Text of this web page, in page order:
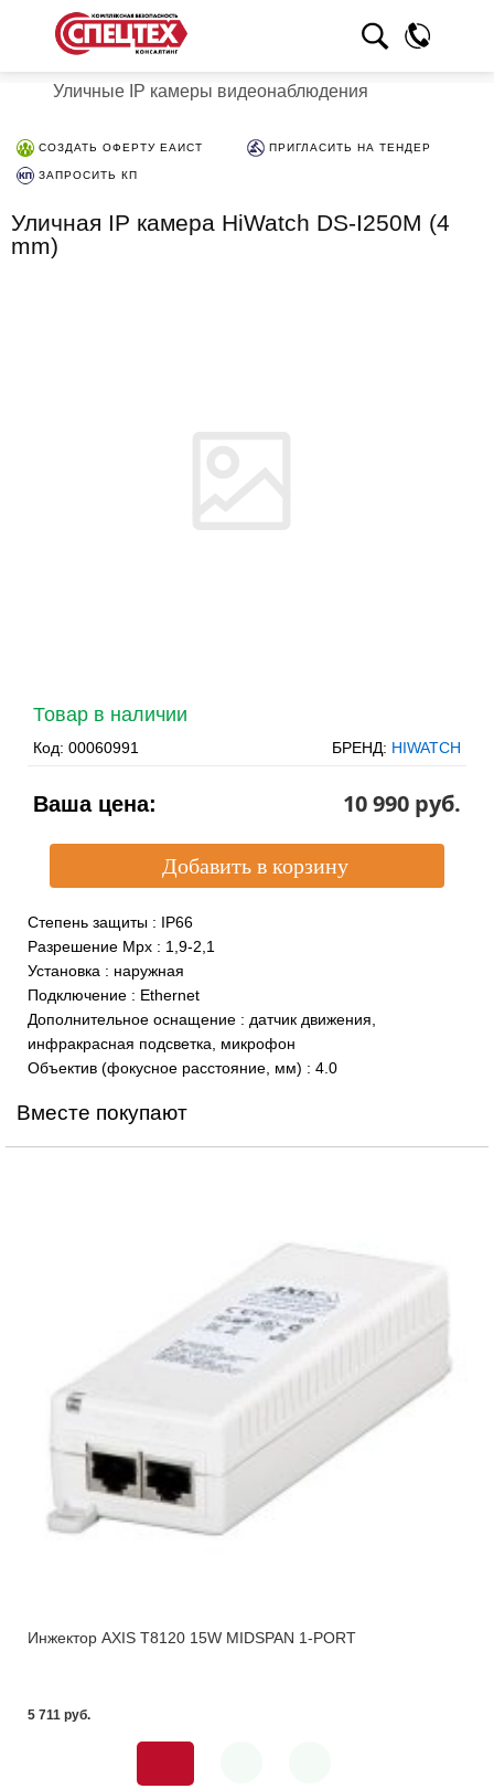
Уличные IP камеры видеонаблюдения
СОЗДАТЬ ОФЕРТУ ЕАИСТ ПРИГЛАСИТЬ НА ТЕНДЕР
ЗАПРОСИТЬ КП
Уличная IP камера HiWatch DS-I250M (4
mm)
Товар в наличии
Код: 00060991 БРЕНД: HIWATCH
Ваша цена: 10 990 pуб.
Степень защиты : IP66
Разрешение Mpx : 1,9-2,1
Установка : наружная
Подключение : Ethernet
Дополнительное оснащение : датчик движения,
инфракрасная подсветка, микрофон
Объектив (фокусное расстояние, мм) : 4.0
Вместе покупают
Инжектор AXIS T8120 15W MIDSPAN 1-PORT
5 711 pуб.